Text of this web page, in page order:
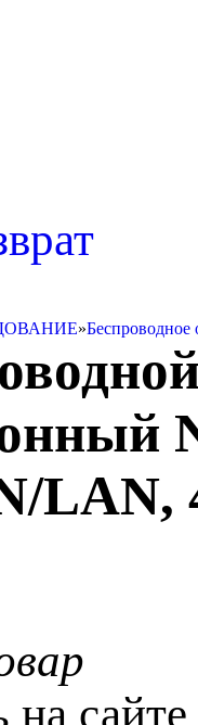
»Беспроводное
LAN,
на